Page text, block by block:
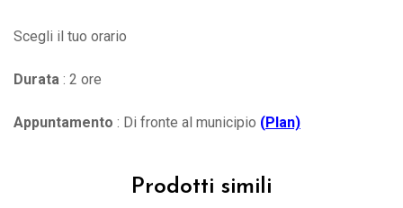
Scegli il tuo orario
Durata : 2 ore
Appuntamento : Di fronte al municipio (Plan)
Prodotti simili